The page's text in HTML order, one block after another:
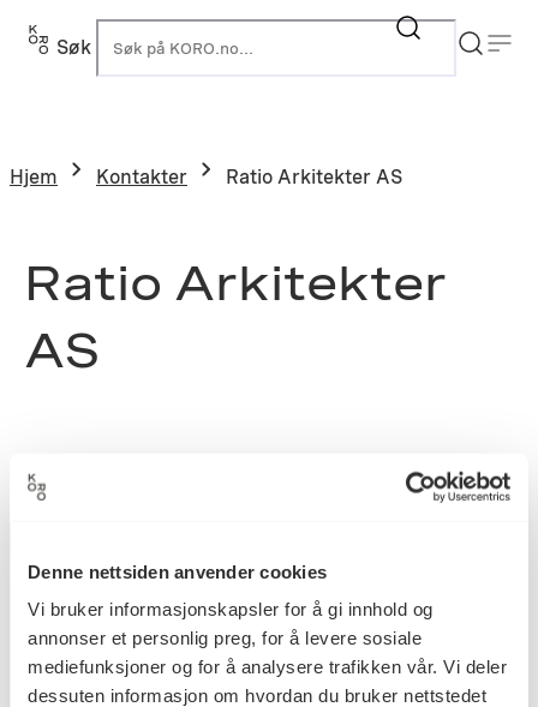
Denne nettsiden anvender cookies
Vi bruker informasjonskapsler for å gi innhold og
annonser et personlig preg, for å levere sosiale
mediefunksjoner og for å analysere trafikken vår. Vi deler
dessuten informasjon om hvordan du bruker nettstedet
Søk
Hjem Kontakter Ratio Arkitekter AS
Ratio Arkitekter
AS
Postadresse